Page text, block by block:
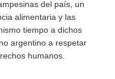
del país, un
alimentaria y las
tiempo a dichos
argentino a respetar
humanos.